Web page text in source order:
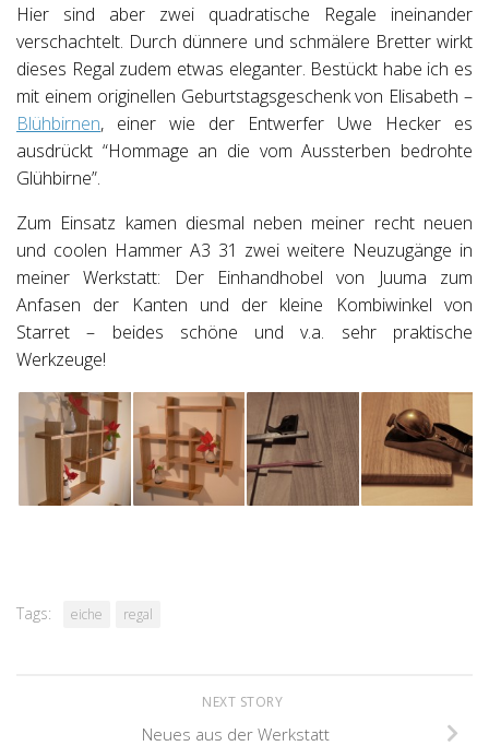
Hier sind aber zwei quadratische Regale ineinander
verschachtelt. Durch dünnere und schmälere Bretter wirkt
dieses Regal zudem etwas eleganter. Bestückt habe ich es
mit einem originellen Geburtstagsgeschenk von Elisabeth –
Blühbirnen, einer wie der Entwerfer Uwe Hecker es
ausdrückt “Hommage an die vom Aussterben bedrohte
Glühbirne”.
Zum Einsatz kamen diesmal neben meiner recht neuen
und coolen Hammer A3 31 zwei weitere Neuzugänge in
meiner Werkstatt: Der Einhandhobel von Juuma zum
Anfasen der Kanten und der kleine Kombiwinkel von
Starret – beides schöne und v.a. sehr praktische
Werkzeuge!
Tags: eiche regal
NEXT STORY
Neues aus der Werkstatt